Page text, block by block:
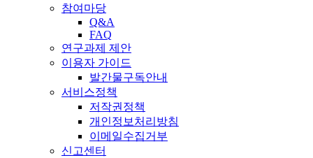
참여마당
Q&A
FAQ
연구과제 제안
이용자 가이드
발간물구독안내
서비스정책
저작권정책
개인정보처리방침
이메일수집거부
신고센터